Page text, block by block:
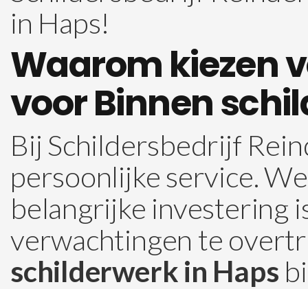
in Haps!
Waarom kiezen
voor Binnen
Bij Schildersbedrijf
persoonlijke service.
belangrijke investering
verwachtingen te
schilderwerk in Haps